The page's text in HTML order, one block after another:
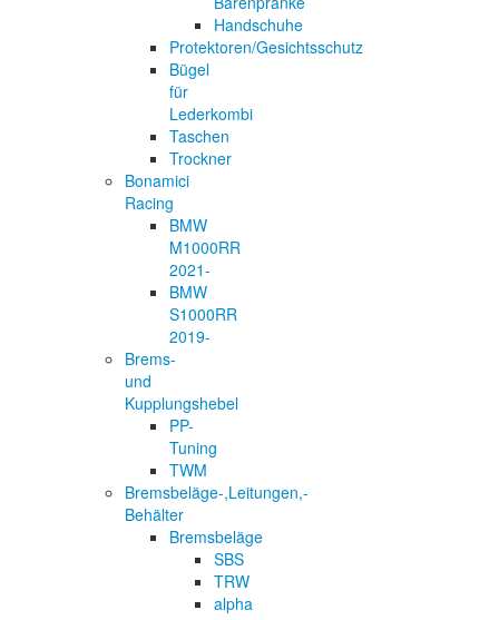
Handschuhe
Protektoren/Gesichtsschutz
Bügel
für
Lederkombi
Taschen
Trockner
Bonamici
Racing
BMW
M1000RR
2021-
BMW
S1000RR
2019-
Brems-
und
Kupplungshebel
PP-
Tuning
TWM
Bremsbeläge-,Leitungen,-
Behälter
Bremsbeläge
SBS
TRW
alpha